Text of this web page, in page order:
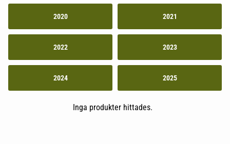
2020 2021
2022 2023
2024 2025
Inga produkter hittades.